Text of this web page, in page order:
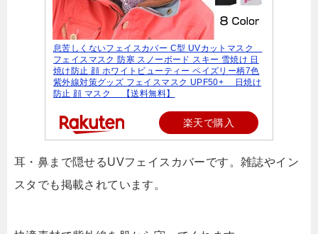
息苦しくないフェイスカバー C型 UVカットマスク
フェイスマスク 防寒 スノーボード スキー 雪焼け 日
焼け防止 顔 ホワイトビューティー ペイズリー柄7色
紫外線対策グッズ フェイスマスク UPF50+ 日焼け
防止 顔 マスク 【送料無料】
楽天で購入
耳・鼻まで隠せるUVフェイスカバーです。雑誌やイン
スタでも掲載されています。